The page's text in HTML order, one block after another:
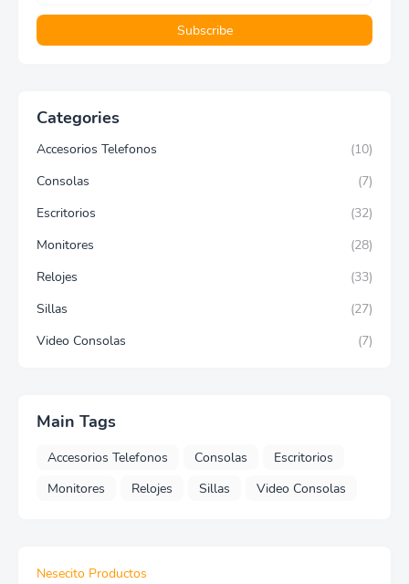
Categories
Accesorios Telefonos
(10)
Consolas
(7)
Escritorios
(32)
Monitores
(28)
Relojes
(33)
Sillas
(27)
Video Consolas
(7)
Main Tags
Accesorios Telefonos Consolas
Escritorios
Monitores
Relojes Sillas Video Consolas
Nesecito Productos